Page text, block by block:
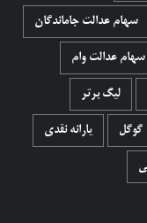
سهام عدالت جاماندگان
سهام عدالت وام
لیگ برتر
گوگل یارانه نقدی